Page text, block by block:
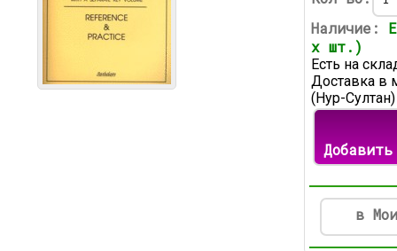
Наличие:
х шт.)
Есть на
Доставка в
(Нур-
в